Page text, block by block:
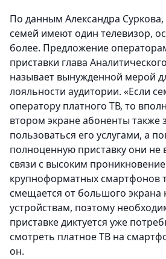
По данным Александра Суркова,
семей имеют один телевизор,
более. Предложение
приставки глава
называет вынужденной мерой
лояльности аудитории. «Если
оператору платного ТВ, то
втором экране абоненты также
пользоваться его услугами, а
полноценную приставку они не
связи с высоким
крупноформатных смартфонов
смещается от большого
устройствам, поэтому
приставке диктуется уже
смотреть платное ТВ на
он.